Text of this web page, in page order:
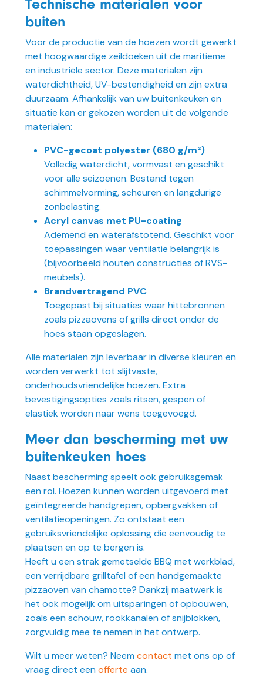
Technische materialen voor
buiten
Voor de productie van de hoezen wordt gewerkt
met hoogwaardige zeildoeken uit de maritieme
en industriële sector. Deze materialen zijn
waterdichtheid, UV-bestendigheid en zijn extra
duurzaam. Afhankelijk van uw buitenkeuken en
situatie kan er gekozen worden uit de volgende
materialen:
PVC-gecoat polyester (680 g/m²)
Volledig waterdicht, vormvast en geschikt
voor alle seizoenen. Bestand tegen
schimmelvorming, scheuren en langdurige
zonbelasting.
Acryl canvas met PU-coating
Ademend en waterafstotend. Geschikt voor
toepassingen waar ventilatie belangrijk is
(bijvoorbeeld houten constructies of RVS-
meubels).
Brandvertragend PVC
Toegepast bij situaties waar hittebronnen
zoals pizzaovens of grills direct onder de
hoes staan opgeslagen.
Alle materialen zijn leverbaar in diverse kleuren en
worden verwerkt tot slijtvaste,
onderhoudsvriendelijke hoezen. Extra
bevestigingsopties zoals ritsen, gespen of
elastiek worden naar wens toegevoegd.
Meer dan bescherming met uw
buitenkeuken hoes
Naast bescherming speelt ook gebruiksgemak
een rol. Hoezen kunnen worden uitgevoerd met
geïntegreerde handgrepen, opbergvakken of
ventilatieopeningen. Zo ontstaat een
gebruiksvriendelijke oplossing die eenvoudig te
plaatsen en op te bergen is.
Heeft u een strak gemetselde BBQ met werkblad,
een verrijdbare grilltafel of een handgemaakte
pizzaoven van chamotte? Dankzij maatwerk is
het ook mogelijk om uitsparingen of opbouwen,
zoals een schouw, rookkanalen of snijblokken,
zorgvuldig mee te nemen in het ontwerp.
Wilt u meer weten? Neem contact met ons op of
vraag direct een offerte aan.